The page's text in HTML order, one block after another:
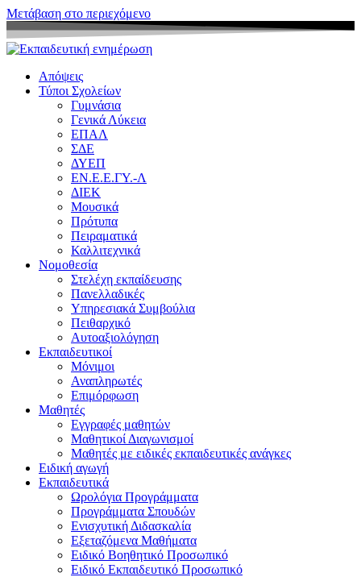
Μετάβαση στο περιεχόμενο
Απόψεις
Τύποι Σχολείων
Γυμνάσια
Γενικά Λύκεια
ΕΠΑΛ
ΣΔΕ
ΔΥΕΠ
ΕΝ.Ε.Ε.ΓΥ.-Λ
ΔΙΕΚ
Μουσικά
Πρότυπα
Πειραματικά
Καλλιτεχνικά
Νομοθεσία
Στελέχη εκπαίδευσης
Πανελλαδικές
Υπηρεσιακά Συμβούλια
Πειθαρχικό
Αυτοαξιολόγηση
Εκπαιδευτικοί
Μόνιμοι
Αναπληρωτές
Επιμόρφωση
Μαθητές
Εγγραφές μαθητών
Μαθητικοί Διαγωνισμοί
Μαθητές με ειδικές εκπαιδευτικές ανάγκες
Ειδική αγωγή
Εκπαιδευτικά
Ωρολόγια Προγράμματα
Προγράμματα Σπουδών
Ενισχυτική Διδασκαλία
Εξεταζόμενα Μαθήματα
Ειδικό Βοηθητικό Προσωπικό
Ειδικό Εκπαιδευτικό Προσωπικό